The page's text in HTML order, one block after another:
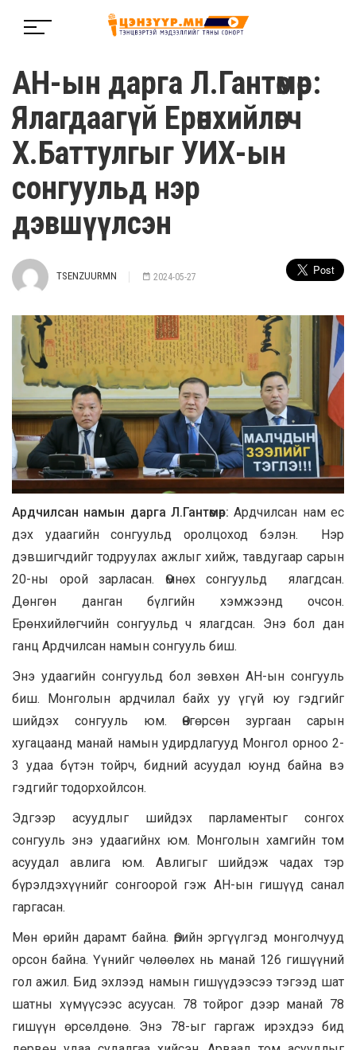
АН-ын дарга Л.Гантөмөр:
Ялагдаагүй Ерөнхийлөгч
Х.Баттулгыг УИХ-ын
сонгуульд нэр
дэвшүүлсэн
TSENZUURMN 2024-05-27
Ардчилсан намын дарга Л.Гантөмөр:Ардчилсан нам ес
дэх удаагийн сонгуульд оролцоход бэлэн. Нэр
дэвшигчдийг тодруулах ажлыг хийж, тавдугаар сарын
20-ны орой зарласан. Өмнөх сонгуульд ялагдсан.
Дөнгөн данган бүлгийн хэмжээнд очсон.
Ерөнхийлөгчийн сонгуульд ч ялагдсан. Энэ бол дан
ганц Ардчилсан намын сонгууль биш.
Энэ удаагийн сонгуульд бол зөвхөн АН-ын сонгууль
биш. Монголын ардчилал байх уу үгүй юу гэдгийг
шийдэх сонгууль юм. Өнгөрсөн зургаан сарын
хугацаанд манай намын удирдлагууд Монгол орноо 2-
3 удаа бүтэн тойрч, бидний асуудал юунд байна вэ
гэдгийг тодорхойлсон.
Эдгээр асуудлыг шийдэх парламентыг сонгох
сонгууль энэ удаагийнх юм. Монголын хамгийн том
асуудал авлига юм. Авлигыг шийдэж чадах тэр
бүрэлдэхүүнийг сонгоорой гэж АН-ын гишүүд санал
гаргасан.
Мөн өрийн дарамт байна. Өрийн эргүүлгэд монголчууд
орсон байна. Үүнийг чөлөөлөх нь манай 126 гишүүний
гол ажил. Бид эхлээд намын гишүүдээсээ тэгээд шат
шатны хүмүүсээс асуусан. 78 тойрог дээр манай 78
гишүүн өрсөлдөнө. Энэ 78-ыг гаргаж ирэхдээ бид